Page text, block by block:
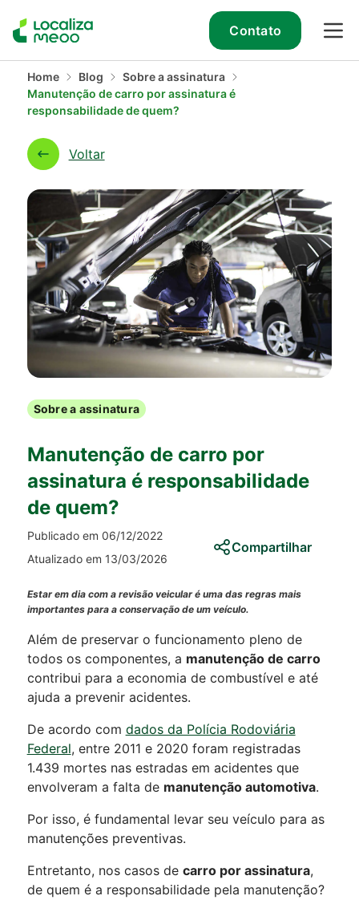
Contato
Home Blog
Sobre a assinatura
Manutenção de carro por assinatura é
responsabilidade de quem?
Voltar
Sobre a assinatura
Manutenção de carro por
assinatura é responsabilidade
de quem?
Publicado em 06/12/2022
Atualizado em 13/03/2026
Compartilhar
Estar em dia com a revisão veicular é uma das regras mais
importantes para a conservação de um veículo.
Além de preservar o funcionamento pleno de
todos os componentes, a manutenção de carro
contribui para a economia de combustível e até
ajuda a prevenir acidentes.
De acordo com dados da Polícia Rodoviária
Federal, entre 2011 e 2020 foram registradas
1.439 mortes nas estradas em acidentes que
envolveram a falta de manutenção automotiva.
Por isso, é fundamental levar seu veículo para as
manutenções preventivas.
Entretanto, nos casos de carro por assinatura,
de quem é a responsabilidade pela manutenção?